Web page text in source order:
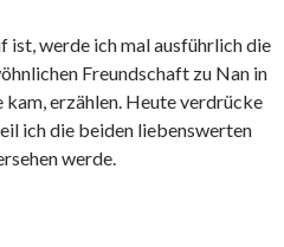
ist, werde ich mal ausführlich die
Freundschaft zu Nan in
kam, erzählen. Heute verdrücke
ich die beiden liebenswerten
werde.